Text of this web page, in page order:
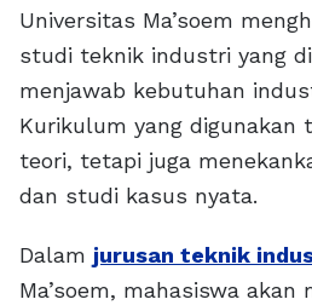
Universitas Ma’soem
studi teknik industri yang
menjawab kebutuhan
Kurikulum yang digunakan
teori, tetapi juga
dan studi kasus nyata.
Dalam jurusan teknik
Ma’soem, mahasiswa akan